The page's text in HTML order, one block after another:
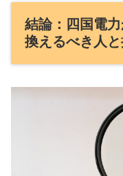
結論：四国電
換えるべき人